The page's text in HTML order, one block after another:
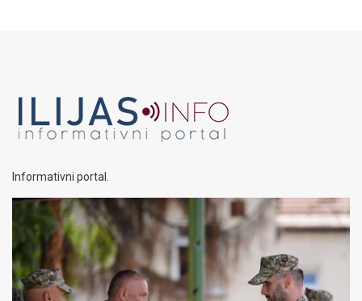
Informativni portal.